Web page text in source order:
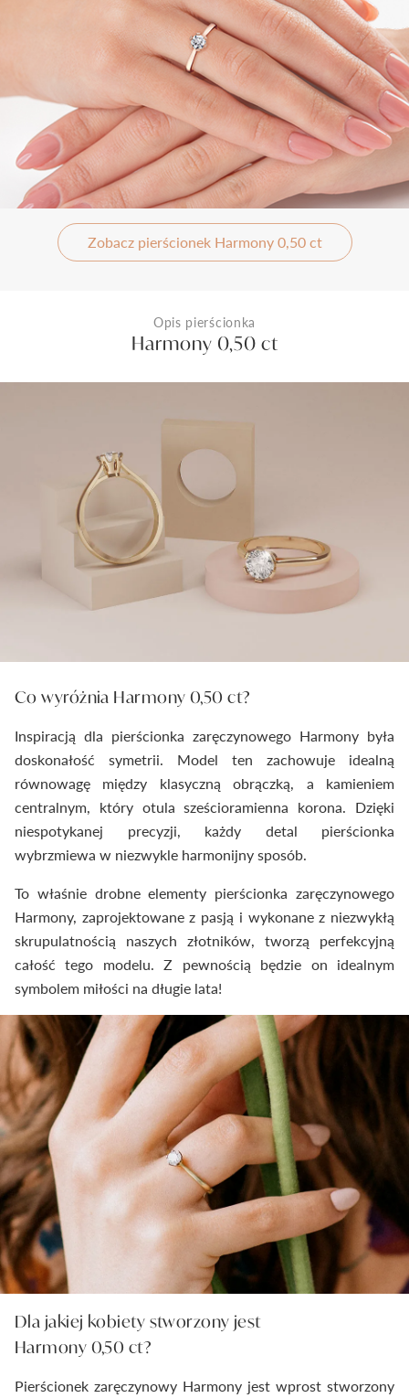
Zobacz pierścionek Harmony 0,50 ct
Opis pierścionka
Harmony 0,50 ct
Co wyróżnia Harmony 0,50 ct?
Inspiracją dla pierścionka zaręczynowego Harmony była
doskonałość symetrii. Model ten zachowuje idealną
równowagę między klasyczną obrączką, a kamieniem
centralnym, który otula sześcioramienna korona. Dzięki
niespotykanej precyzji, każdy detal pierścionka
wybrzmiewa w niezwykle harmonijny sposób.
To właśnie drobne elementy pierścionka zaręczynowego
Harmony, zaprojektowane z pasją i wykonane z niezwykłą
skrupulatnością naszych złotników, tworzą perfekcyjną
całość tego modelu. Z pewnością będzie on idealnym
symbolem miłości na długie lata!
Dla jakiej kobiety stworzony jest
Harmony 0,50 ct?
Pierścionek zaręczynowy Harmony jest wprost stworzony